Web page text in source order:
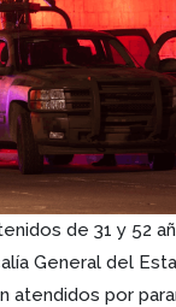
de 31 y 52
General del
atendidos por